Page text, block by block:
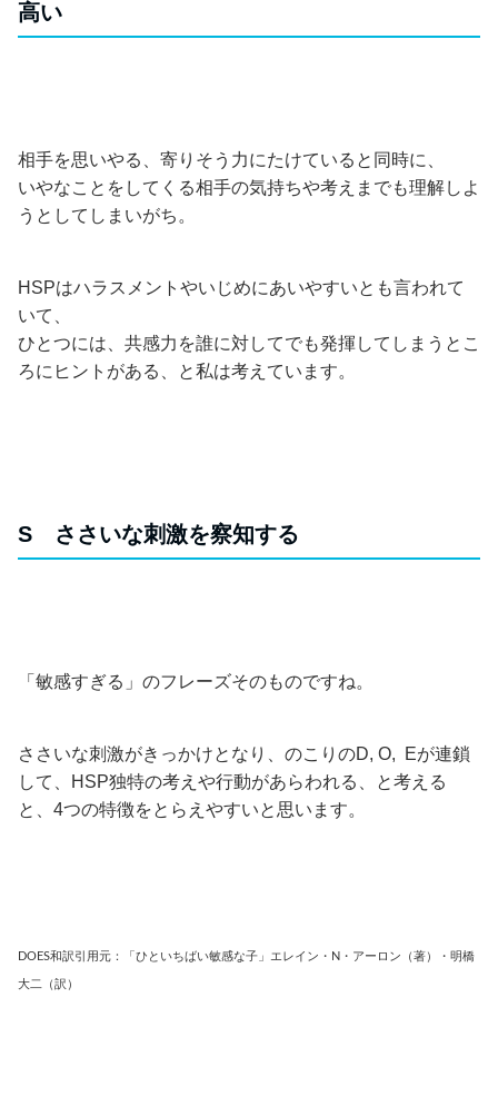
高い
相手を思いやる、寄りそう力にたけていると同時に、
いやなことをしてくる相手の気持ちや考えまでも理解しよ
うとしてしまいがち。
HSPはハラスメントやいじめにあいやすいとも言われて
いて、
ひとつには、共感力を誰に対してでも発揮してしまうとこ
ろにヒントがある、と私は考えています。
S ささいな刺激を察知する
「敏感すぎる」のフレーズそのものですね。
ささいな刺激がきっかけとなり、のこりのD, O, Eが連鎖
して、HSP独特の考えや行動があらわれる、と考える
と、4つの特徴をとらえやすいと思います。
DOES和訳引用元：「ひといちばい敏感な子」エレイン・N・アーロン（著）・明橋
大二（訳）